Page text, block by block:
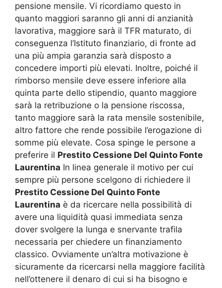
pensione mensile. Vi ricordiamo questo in
quanto maggiori saranno gli anni di anzianità
lavorativa, maggiore sarà il TFR maturato, di
conseguenza l’Istituto finanziario, di fronte ad
una più ampia garanzia sarà disposto a
concedere importi più elevati. Inoltre, poiché il
rimborso mensile deve essere inferiore alla
quinta parte dello stipendio, quanto maggiore
sarà la retribuzione o la pensione riscossa,
tanto maggiore sarà la rata mensile sostenibile,
altro fattore che rende possibile l’erogazione di
somme più elevate. Cosa spinge le persone a
preferire il Prestito Cessione Del Quinto Fonte
Laurentina In linea generale il motivo per cui
sempre più persone scelgono di richiedere il
Prestito Cessione Del Quinto Fonte
Laurentina è da ricercare nella possibilità di
avere una liquidità quasi immediata senza
dover svolgere la lunga e snervante trafila
necessaria per chiedere un finanziamento
classico. Ovviamente un’altra motivazione è
sicuramente da ricercarsi nella maggiore facilità
nell’ottenere il denaro di cui si ha bisogno e